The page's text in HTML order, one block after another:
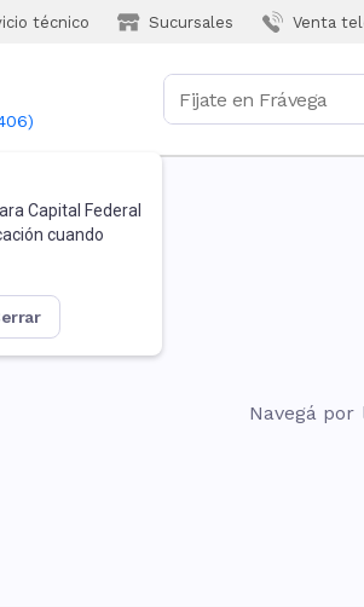
técnico Sucursales Venta
)
Capital Federal
cuando
cerrar
Navegá